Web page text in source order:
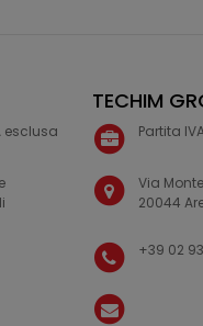
esclusa
TECHIM
Partita
Via
20044
+39 02